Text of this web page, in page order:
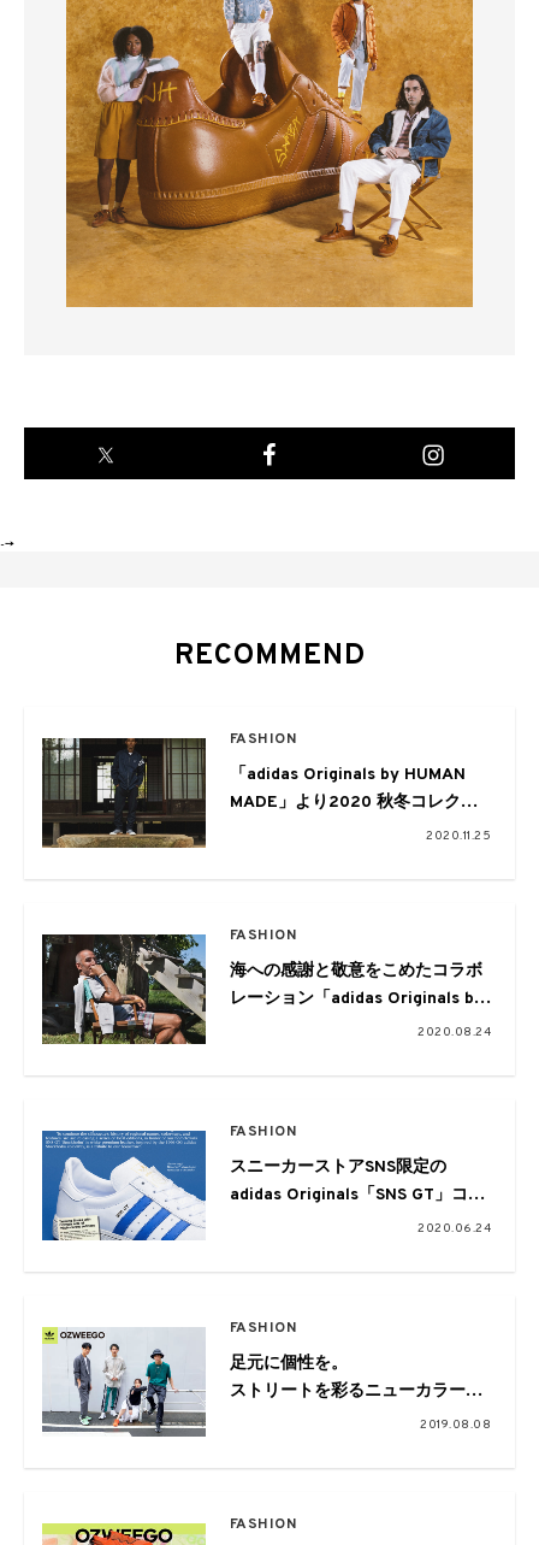
-->
RECOMMEND
FASHION
「adidas Originals by HUMAN
MADE」より2020 秋冬コレクシ
2020.11.25
FASHION
海への感謝と敬意をこめたコラボ
レーション「adidas Originals by
2020.08.24
FASHION
スニーカーストアSNS限定の
adidas Originals「SNS GT」コレ
クションが登場。抽選もスタート
2020.06.24
FASHION
足元に個性を。
ストリートを彩るニューカラー
adidas Originals OZWEEGO2019.08.08
FASHION